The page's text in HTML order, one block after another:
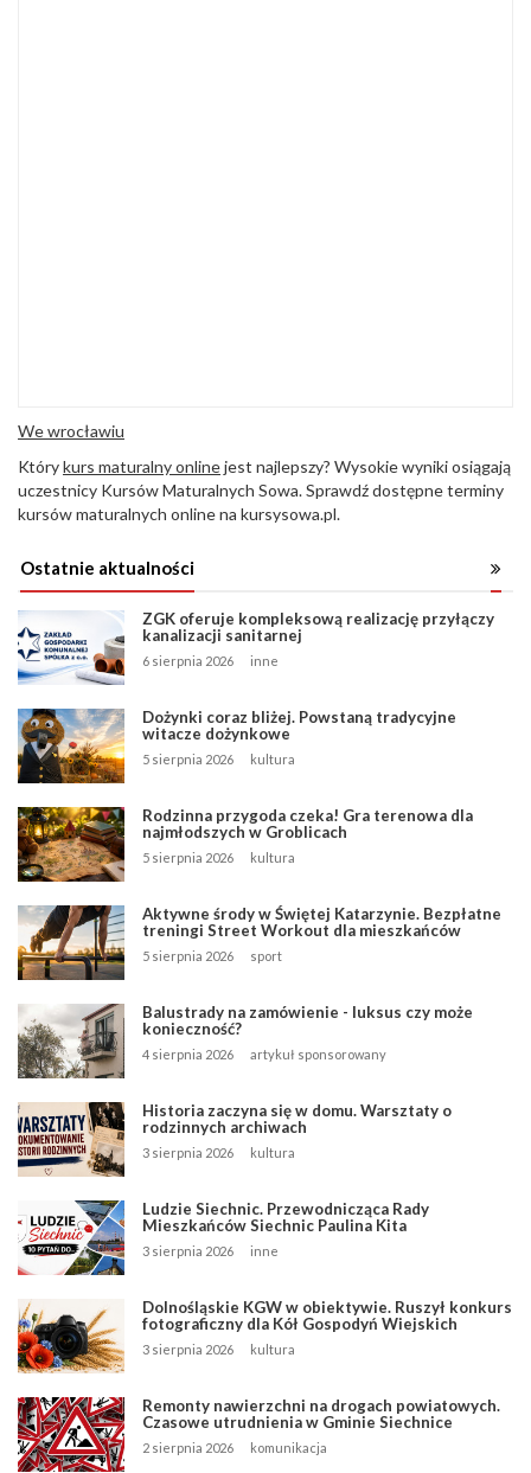
We wrocławiu
Którykurs maturalny onlinejest najlepszy? Wysokie wyniki osiągają
uczestnicy Kursów Maturalnych Sowa. Sprawdź dostępne terminy
kursów maturalnych online na kursysowa.pl.
Ostatnie aktualności
ZGK oferuje kompleksową realizację przyłączy
kanalizacji sanitarnej
6 sierpnia 2026 inne
Dożynki coraz bliżej. Powstaną tradycyjne
witacze dożynkowe
5 sierpnia 2026 kultura
Rodzinna przygoda czeka! Gra terenowa dla
najmłodszych w Groblicach
5 sierpnia 2026 kultura
Aktywne środy w Świętej Katarzynie. Bezpłatne
treningi Street Workout dla mieszkańców
5 sierpnia 2026 sport
Balustrady na zamówienie - luksus czy może
konieczność?
4 sierpnia 2026 artykuł sponsorowany
Historia zaczyna się w domu. Warsztaty o
rodzinnych archiwach
3 sierpnia 2026 kultura
Ludzie Siechnic. Przewodnicząca Rady
Mieszkańców Siechnic Paulina Kita
3 sierpnia 2026 inne
Dolnośląskie KGW w obiektywie. Ruszył konkurs
fotograficzny dla Kół Gospodyń Wiejskich
3 sierpnia 2026 kultura
Remonty nawierzchni na drogach powiatowych.
Czasowe utrudnienia w Gminie Siechnice
2 sierpnia 2026 komunikacja